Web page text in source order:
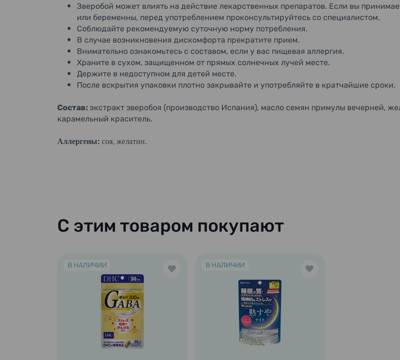
Зверобой может влиять на действие лекарственных препаратов. Если вы
или беременны, перед употреблением проконсультируйтесь со специалистом.
Соблюдайте рекомендуемую суточную норму потребления.
В случае возникновения дискомфорта прекратите прием.
Внимательно ознакомьтесь с составом, если у вас пищевая аллергия.
Храните в сухом, защищенном от прямых солнечных лучей месте.
Держите в недоступном для детей месте.
После вскрытия упаковки плотно закрывайте и употребляйте в кратчайшие сроки.
Состав: экстракт зверобоя (производство Испания), масло семян примулы вечерней,
карамельный краситель.
Аллергены: соя, желатин.
С этим товаром покупают
В НАЛИЧИИ В НАЛИЧИИ